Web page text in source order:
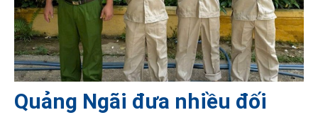
Quảng Ngãi đưa nhiều đối